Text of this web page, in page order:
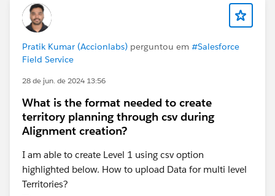
Pratik Kumar (Accionlabs) perguntou em #Salesforce
Field Service
28 de jun. de 2024 13:56
What is the format needed to create
territory planning through csv during
Alignment creation?
I am able to create Level 1 using csv option
highlighted below. How to upload Data for multi level
Territories?